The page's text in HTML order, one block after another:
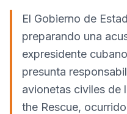
El Gobierno de
preparando una
expresidente
presunta
avionetas civiles de
the Rescue,